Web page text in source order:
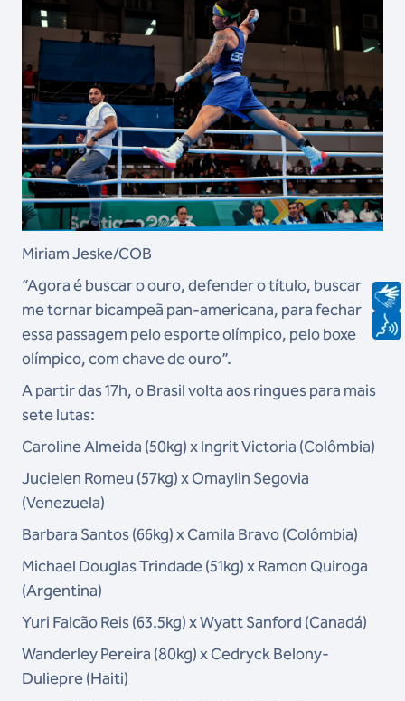
Miriam Jeske/COB
“Agora é buscar o ouro, defender o título, buscar
me tornar bicampeã pan-americana, para fechar
essa passagem pelo esporte olímpico, pelo boxe
olímpico, com chave de ouro”.
A partir das 17h, o Brasil volta aos ringues para mais
sete lutas:
Caroline Almeida (50kg) x Ingrit Victoria (Colômbia)
Jucielen Romeu (57kg) x Omaylin Segovia
(Venezuela)
Barbara Santos (66kg) x Camila Bravo (Colômbia)
Michael Douglas Trindade (51kg) x Ramon Quiroga
(Argentina)
Yuri Falcão Reis (63.5kg) x Wyatt Sanford (Canadá)
Wanderley Pereira (80kg) x Cedryck Belony-
Duliepre (Haiti)